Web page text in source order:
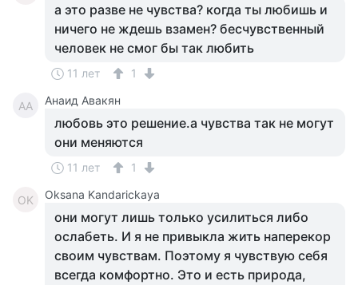
а это разве не чувства? когда ты любишь и
ничего не ждешь взамен? бесчувственный
человек не смог бы так любить
11 лет 1
АА Анаид Авакян
любовь это решение.а чувства так не могут
они меняются
11 лет 1
OK Oksana Kandarickaya
они могут лишь только усилиться либо
ослабеть. И я не привыкла жить наперекор
своим чувствам. Поэтому я чувствую себя
всегда комфортно. Это и есть природа,